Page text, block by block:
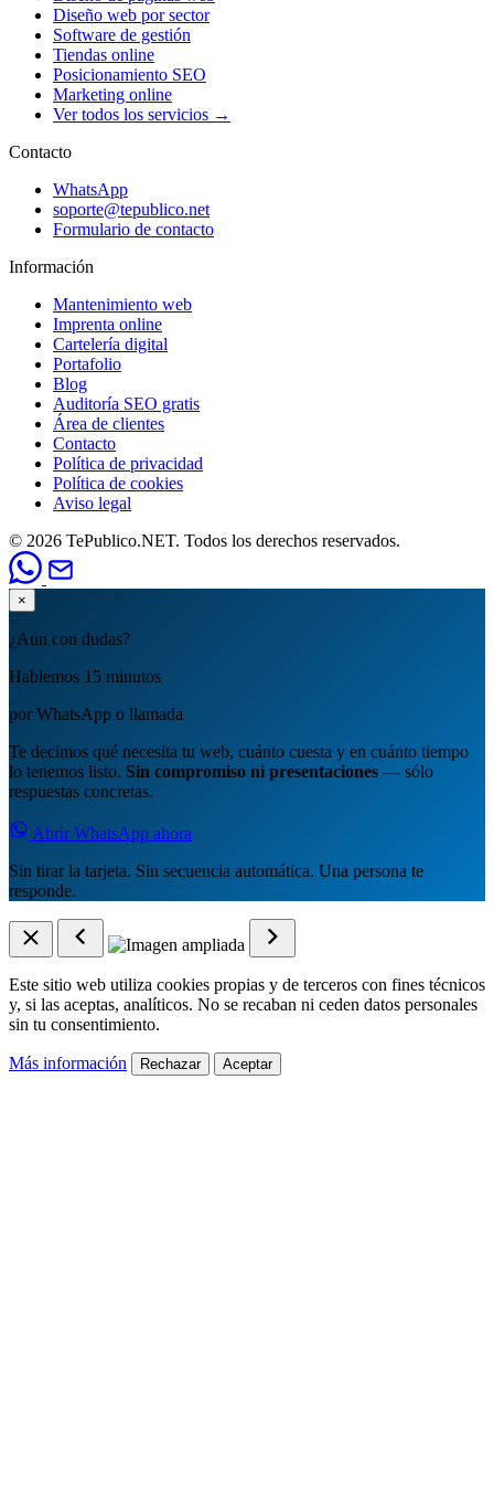
Diseño web por sector
Software de gestión
Tiendas online
Posicionamiento SEO
Marketing online
Ver todos los servicios →
Contacto
WhatsApp
soporte@tepublico.net
Formulario de contacto
Información
Mantenimiento web
Imprenta online
Cartelería digital
Portafolio
Blog
Auditoría SEO gratis
Área de clientes
Contacto
Política de privacidad
Política de cookies
Aviso legal
© 2026 TePublico.NET. Todos los derechos reservados.
×
¿Aún con dudas?
Hablemos 15 minutos
por WhatsApp o llamada
Te decimos qué necesita tu web, cuánto cuesta y en cuánto tiempo
lo tenemos listo. Sin compromiso ni presentaciones — sólo
respuestas concretas.
Abrir WhatsApp ahora
Sin tirar la tarjeta. Sin secuencia automática. Una persona te
responde.
Este sitio web utiliza cookies propias y de terceros con fines técnicos
y, si las aceptas, analíticos. No se recaban ni ceden datos personales
sin tu consentimiento.
Más información Rechazar Aceptar